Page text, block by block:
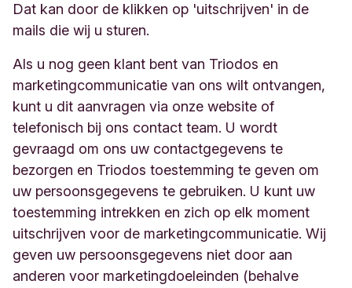
Dat kan door de klikken op 'uitschrijven' in de
mails die wij u sturen.
Als u nog geen klant bent van Triodos en
marketingcommunicatie van ons wilt ontvangen,
kunt u dit aanvragen via onze website of
telefonisch bij ons contact team. U wordt
gevraagd om ons uw contactgegevens te
bezorgen en Triodos toestemming te geven om
uw persoonsgegevens te gebruiken. U kunt uw
toestemming intrekken en zich op elk moment
uitschrijven voor de marketingcommunicatie. Wij
geven uw persoonsgegevens niet door aan
anderen voor marketingdoeleinden (behalve